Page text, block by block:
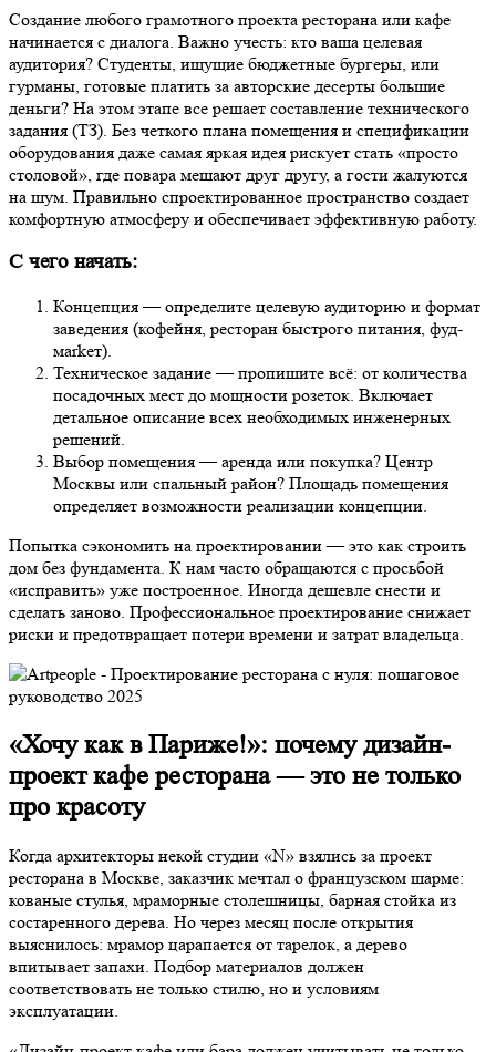
Создание любого грамотного проекта ресторана или кафе
начинается с диалога. Важно учесть: кто ваша целевая
аудитория? Студенты, ищущие бюджетные бургеры, или
гурманы, готовые платить за авторские десерты большие
деньги? На этом этапе все решает составление технического
задания (ТЗ). Без четкого плана помещения и спецификации
оборудования даже самая яркая идея рискует стать «просто
столовой», где повара мешают друг другу, а гости жалуются
на шум. Правильно спроектированное пространство создает
комфортную атмосферу и обеспечивает эффективную работу.
С чего начать:
Концепция — определите целевую аудиторию и формат
заведения (кофейня, ресторан быстрого питания, фуд-
мarkет).
Техническое задание — пропишите всё: от количества
посадочных мест до мощности розеток. Включает
детальное описание всех необходимых инженерных
решений.
Выбор помещения — аренда или покупка? Центр
Москвы или спальный район? Площадь помещения
определяет возможности реализации концепции.
Попытка сэкономить на проектировании — это как строить
дом без фундамента. К нам часто обращаются с просьбой
«исправить» уже построенное. Иногда дешевле снести и
сделать заново. Профессиональное проектирование снижает
риски и предотвращает потери времени и затрат владельца.
«Хочу как в Париже!»: почему дизайн-
проект кафе ресторана — это не только
про красоту
Когда архитекторы некой студии «N» взялись за проект
ресторана в Москве, заказчик мечтал о французском шарме:
кованые стулья, мраморные столешницы, барная стойка из
состаренного дерева. Но через месяц после открытия
выяснилось: мрамор царапается от тарелок, а дерево
впитывает запахи. Подбор материалов должен
соответствовать не только стилю, но и условиям
эксплуатации.